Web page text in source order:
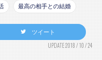
最高の相手との結婚
ツイート
UPDATE:2018 / 10 / 24